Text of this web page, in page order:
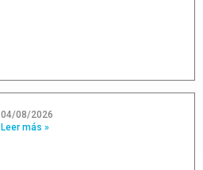
04/08/2026
Leer más »